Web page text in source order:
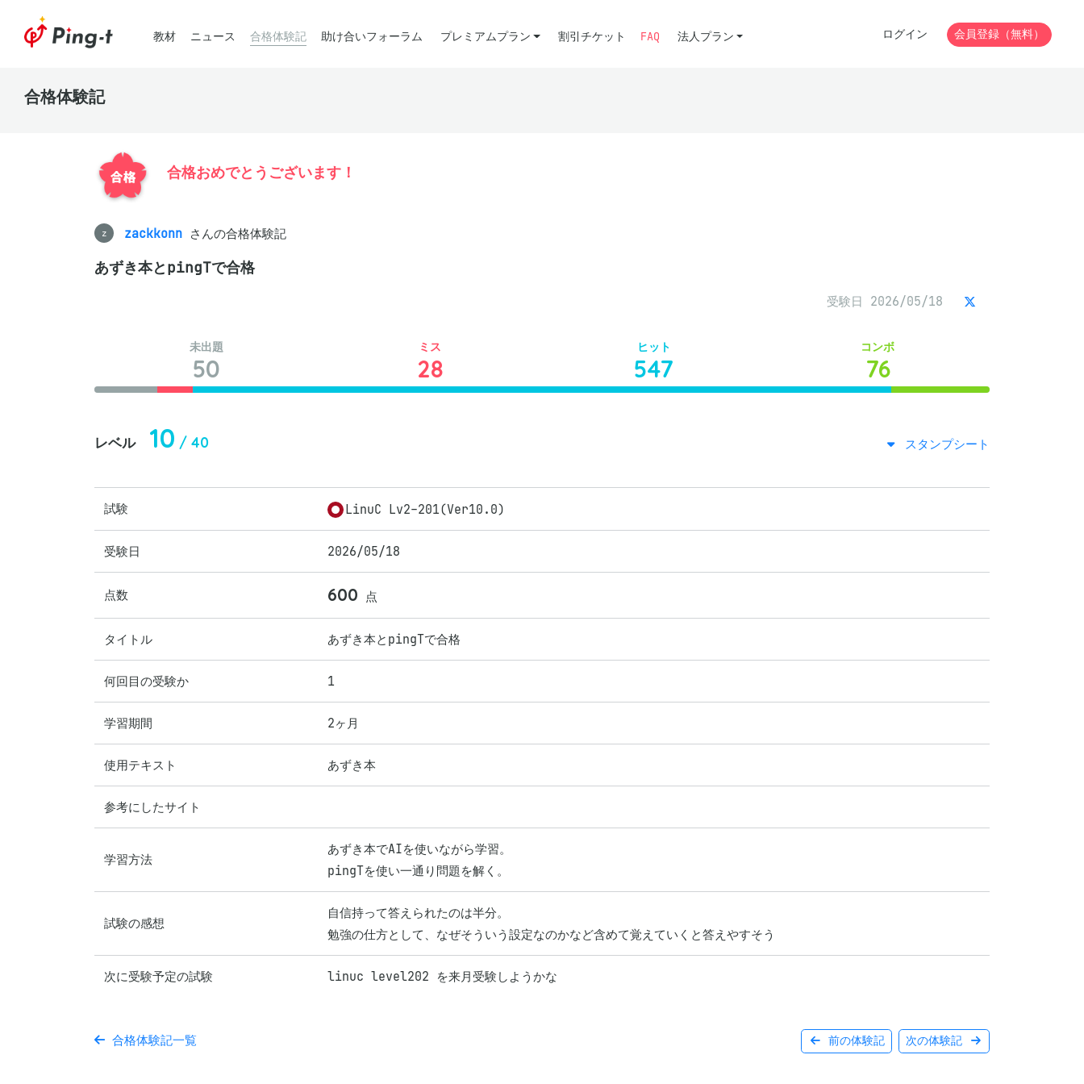
教材 ニュース 合格体験記 助け合いフォーラム プレミアムプラン 割引チケット FAQ 法人プラン ログイン 会員登録（無料）
合格体験記
合格おめでとうございます！
z zackkonn さんの合格体験記
あずき本とpingTで合格
受験日 2026/05/18
未出題
50
ミス
28
ヒット
547
コンボ
76
レベル 10 / 40 スタンプシート
試験 LinuC Lv2-201(Ver10.0)
受験日 2026/05/18
点数 600 点
タイトル あずき本とpingTで合格
何回目の受験か 1
学習期間 2ヶ月
使用テキスト あずき本
参考にしたサイト
学習方法
あずき本でAIを使いながら学習。
pingTを使い一通り問題を解く。
試験の感想
自信持って答えられたのは半分。
勉強の仕方として、なぜそういう設定なのかなど含めて覚えていくと答えやすそう
次に受験予定の試験 linuc level202 を来月受験しようかな
前の体験記 次の体験記
合格体験記一覧